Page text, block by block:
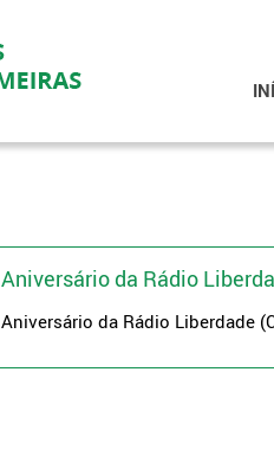
Aniversário da Rádio
Aniversário da Rádio Liberdade